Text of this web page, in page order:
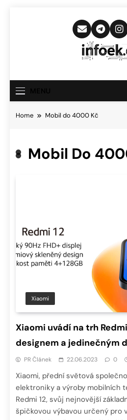
Home Mobil do 4000 Kč
Mobil Do
Xiaomi
Xiaomi uvádí na trh
designem a jedinečným
PR Článek 22.06.2023 0
Xiaomi, přední světová
elektroniky a výroby mobilních
Redmi 12, svůj nejnovější
špičkovou výbavou určený pro